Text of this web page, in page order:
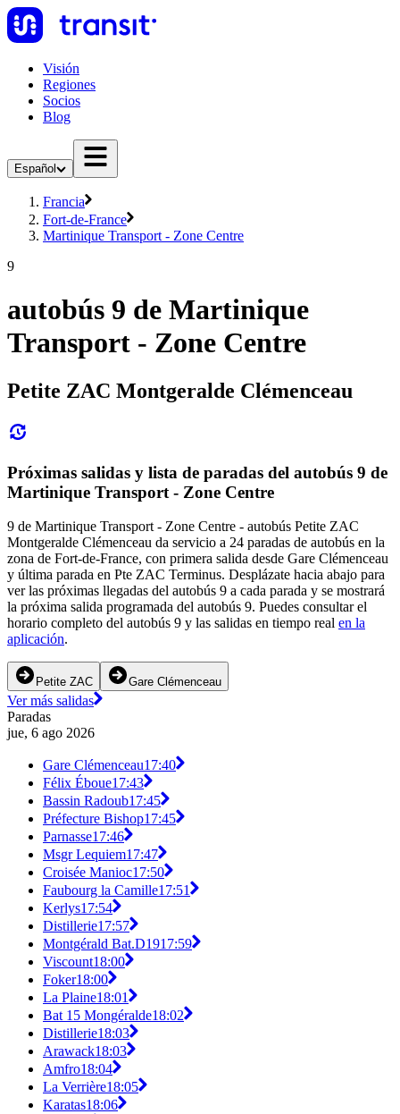
Visión
Regiones
Socios
Blog
Español
Francia
Fort-de-France
Martinique Transport - Zone Centre
9
autobús 9 de Martinique
Transport - Zone Centre
Petite ZAC Montgeralde Clémenceau
Próximas salidas y lista de paradas del autobús 9 de
Martinique Transport - Zone Centre
9 de Martinique Transport - Zone Centre - autobús Petite ZAC
Montgeralde Clémenceau da servicio a 24 paradas de autobús en la
zona de Fort-de-France, con primera salida desde Gare Clémenceau
y última parada en Pte ZAC Terminus. Desplázate hacia abajo para
ver las próximas llegadas del autobús 9 a cada parada y se mostrará
la próxima salida programada del autobús 9. Puedes consultar el
horario completo del autobús 9 y las salidas en tiempo real en la
aplicación.
Petite ZAC Gare Clémenceau
Ver más salidas
Paradas
jue, 6 ago 2026
Gare Clémenceau17:40
Félix Éboue17:43
Bassin Radoub17:45
Préfecture Bishop17:45
Parnasse17:46
Msgr Lequiem17:47
Croisée Manioc17:50
Faubourg la Camille17:51
Kerlys17:54
Distillerie17:57
Montgérald Bat.D1917:59
Viscount18:00
Foker18:00
La Plaine18:01
Bat 15 Mongéralde18:02
Distillerie18:03
Arawack18:03
Amfro18:04
La Verrière18:05
Karatas18:06